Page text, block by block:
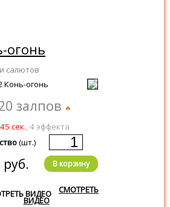
огонь
салютов
залпов
45 сек., 4 эффекта
(шт.)
В корзину
СМОТРЕТЬ
ВИДЕО